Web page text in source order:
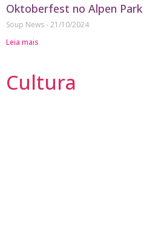
Oktoberfest no Alpen Park
Soup News 21/10/2024
Leia mais
Cultura